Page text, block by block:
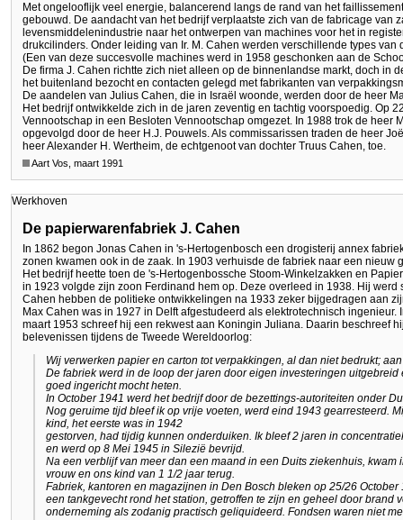
Met ongelooflijk veel energie, balancerend langs de rand van het
gebouwd. De aandacht van het bedrijf verplaatste zich van de fabricage van
levensmiddelenindustrie naar het ontwerpen van machines voor het in
drukcilinders. Onder leiding van Ir. M. Cahen werden verschillende types
(Een van deze succesvolle machines werd in 1958 geschonken aan de
De firma J. Cahen richtte zich niet alleen op de binnenlandse markt, doch in
het buitenland bezocht en contacten gelegd met fabrikanten van
De aandelen van Julius Cahen, die in Israël woonde, werden door de heer
Het bedrijf ontwikkelde zich in de jaren zeventig en tachtig voorspoedig. Op
Vennootschap in een Besloten Vennootschap omgezet. In 1988 trok de heer
opgevolgd door de heer H.J. Pouwels. Als commissarissen traden de heer
heer Alexander H. Wertheim, de echtgenoot van dochter Truus Cahen, toe.
Aart Vos, maart 1991
Werkhoven
De papierwarenfabriek J. Cahen
In 1862 begon Jonas Cahen in 's-Hertogenbosch een drogisterij annex
zonen kwamen ook in de zaak. In 1903 verhuisde de fabriek naar een nieuw
Het bedrijf heette toen de 's-Hertogenbossche Stoom-Winkelzakken en
in 1923 volgde zijn zoon Ferdinand hem op. Deze overleed in 1938. Hij werd
Cahen hebben de politieke ontwikkelingen na 1933 zeker bijgedragen aan
Max Cahen was in 1927 in Delft afgestudeerd als elektrotechnisch
maart 1953 schreef hij een rekwest aan Koningin Juliana. Daarin beschreef
belevenissen tijdens de Tweede Wereldoorlog:
Wij verwerken papier en carton tot verpakkingen, al dan niet bedrukt;
De fabriek werd in de loop der jaren door eigen investeringen
goed ingericht mocht heten.
In October 1941 werd het bedrijf door de bezettings-autoriteiten onder
Nog geruime tijd bleef ik op vrije voeten, werd eind 1943 gearresteerd.
kind, het eerste was in 1942
gestorven, had tijdig kunnen onderduiken. Ik bleef 2 jaren in
en werd op 8 Mei 1945 in Silezië bevrijd.
Na een verblijf van meer dan een maand in een Duits ziekenhuis,
vrouw en ons kind van 1 1/2 jaar terug.
Fabriek, kantoren en magazijnen in Den Bosch bleken op 25/26
een tankgevecht rond het station, getroffen te zijn en geheel door brand
onderneming als zodanig practisch geliquideerd. Fondsen waren niet